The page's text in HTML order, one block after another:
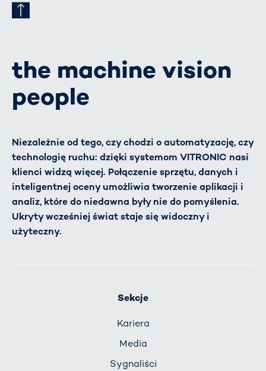
the machine vision
people
Niezależnie od tego, czy chodzi o automatyzację, czy
technologię ruchu: dzięki systemom VITRONIC nasi
klienci widzą więcej. Połączenie sprzętu, danych i
inteligentnej oceny umożliwia tworzenie aplikacji i
analiz, które do niedawna były nie do pomyślenia.
Ukryty wcześniej świat staje się widoczny i
użyteczny.
Sekcje
Kariera
Media
Sygnaliści